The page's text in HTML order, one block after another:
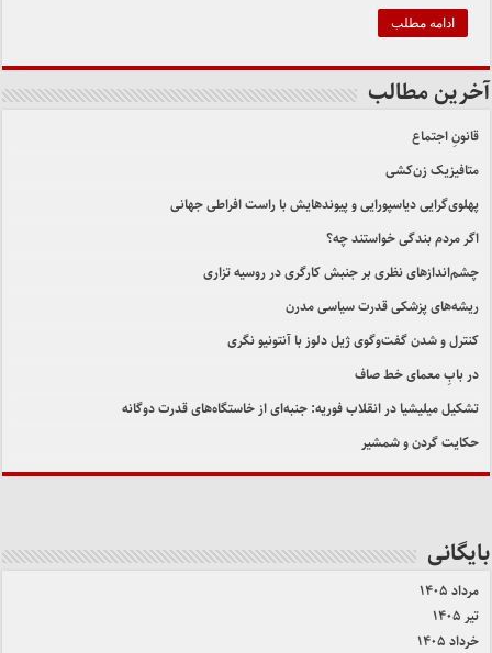
ادامه مطلب
آخرین مطالب
قانونِ اجتماع
متافیزیک زن‌کشی
پهلوی‌گرایی دیاسپورایی و پیوندهایش با راست افراطی جهانی
اگر مردم بندگی خواستند چه؟
چشم‌اندازهای نظری بر جنبش کارگری در روسیه تزاری
ریشه‌های پزشکی قدرت سیاسی مدرن
کنترل و شدن گفت‌وگوی ژیل دلوز با آنتونیو نگری
در بابِ معمای خط صاف
تشکیل میلیشیا در انقلاب فوریه: جنبه‌ای از خاستگاه‌های قدرت دوگانه
حکایت گردن و شمشیر
بایگانی
مرداد ۱۴۰۵
تیر ۱۴۰۵
خرداد ۱۴۰۵